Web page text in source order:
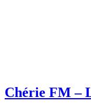
Chérie FM –